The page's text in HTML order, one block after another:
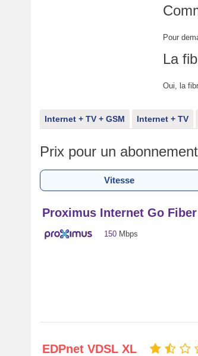
Pour
La
Oui, la
Internet + TV + GSM Internet + TV
Prix pour un
Vitesse
Proximus Internet Go Fiber
150Mbps
EDPnet VDSL XL